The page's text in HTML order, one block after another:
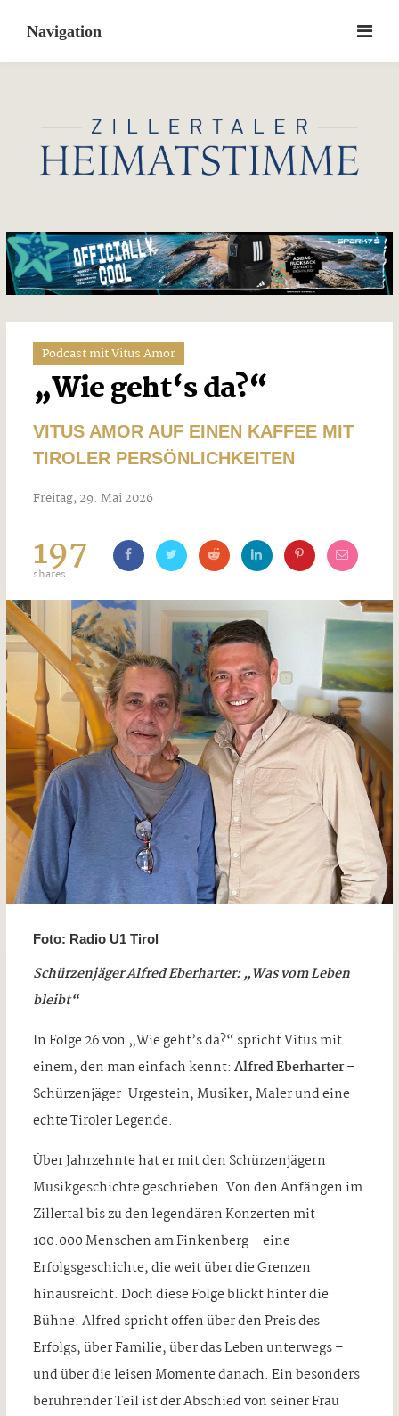
content
Podcast mit Vitus Amor
„Wie geht‘s da?“
VITUS AMOR AUF EINEN KAFFEE MIT
TIROLER PERSÖNLICHKEITEN
Freitag, 29. Mai 2026
197
shares
Foto: Radio U1 Tirol
Schürzenjäger Alfred Eberharter: „Was vom Leben
bleibt“
In Folge 26 von „Wie geht’s da?“ spricht Vitus mit
einem, den man einfach kennt: Alfred Eberharter–
Schürzenjäger-Urgestein, Musiker, Maler und eine
echte Tiroler Legende.
Über Jahrzehnte hat er mit den Schürzenjägern
Musikgeschichte geschrieben. Von den Anfängen im
Zillertal bis zu den legendären Konzerten mit
100.000 Menschen am Finkenberg – eine
Erfolgsgeschichte, die weit über die Grenzen
hinausreicht. Doch diese Folge blickt hinter die
Bühne. Alfred spricht offen über den Preis des
Erfolgs, über Familie, über das Leben unterwegs –
und über die leisen Momente danach. Ein besonders
berührender Teil ist der Abschied von seiner Frau